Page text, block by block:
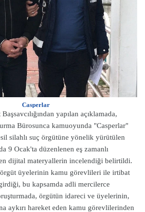
Casperlar
yapılan açıklamada,
Bürosunca kamuoyunda "Casperlar"
silahlı suç örgütüne yönelik yürütülen
9 Ocak'ta düzenlenen eş zamanlı
dijital materyallerin incelendiği belirtildi.
üyelerinin kamu görevlileri ile irtibat
bu kapsamda adli mercilerce
örgütün idareci ve üyelerinin,
aykırı hareket eden kamu görevlilerinden